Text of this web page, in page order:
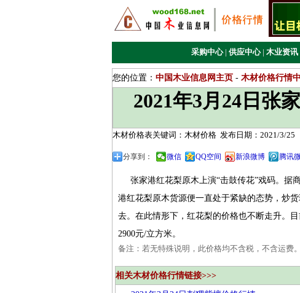
采购中心 | 供应中心 | 木业资讯
您的位置： 中国木业信息网主页 - 木材价格行情
2021年3月24日张
木材价格表关键词：木材价格 发布日期：2021/3/25
分享到： 微信 QQ空间 新浪微博 腾讯
张家港红花梨原木上演“击鼓传花”戏码。据
港红花梨原木货源便一直处于紧缺的态势，炒
去。在此情形下，红花梨的价格也不断走升。
2900元/立方米。
备注：若无特殊说明，此价格均不含税，不含运费。
相关木材价格行情链接>>>